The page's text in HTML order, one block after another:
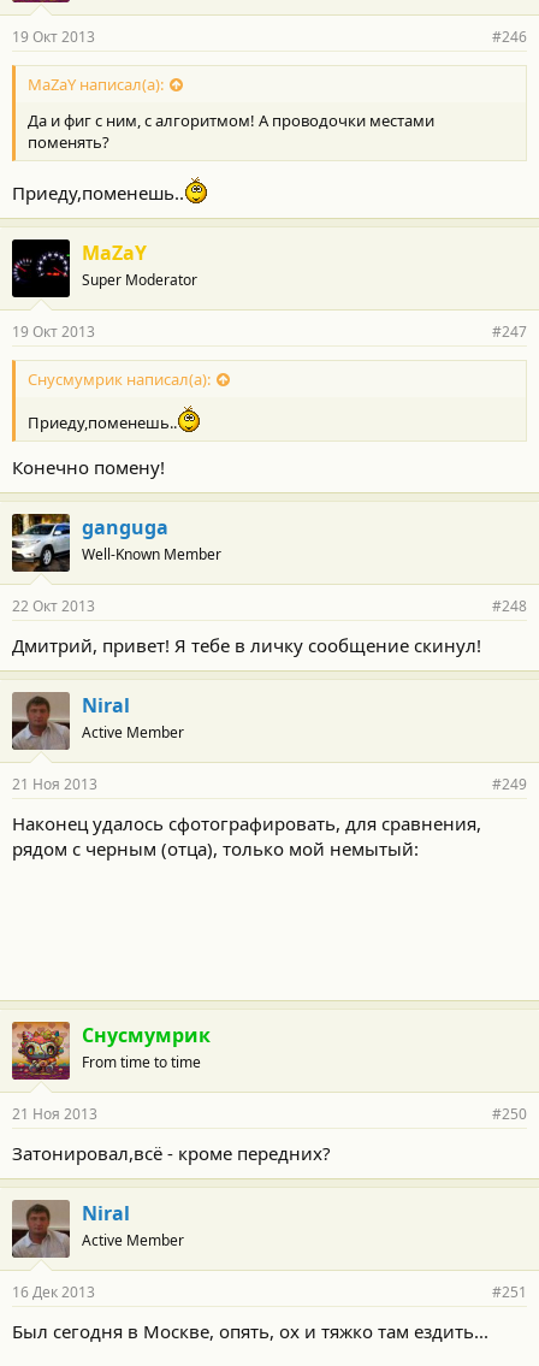
19 Окт 2013 #246
MaZaY написал(а):
Да и фиг с ним, с алгоритмом! А проводочки местами
поменять?
Приеду,поменешь..
MaZaY
Super Moderator
19 Окт 2013 #247
Снусмумрик написал(а):
Приеду,поменешь..
Конечно помену!
ganguga
Well-Known Member
22 Окт 2013 #248
Дмитрий, привет! Я тебе в личку сообщение скинул!
Niral
Active Member
21 Ноя 2013 #249
Наконец удалось сфотографировать, для сравнения,
рядом с черным (отца), только мой немытый:
Снусмумрик
From time to time
21 Ноя 2013 #250
Затонировал,всё - кроме передних?
Niral
Active Member
16 Дек 2013 #251
Был сегодня в Москве, опять, ох и тяжко там ездить...